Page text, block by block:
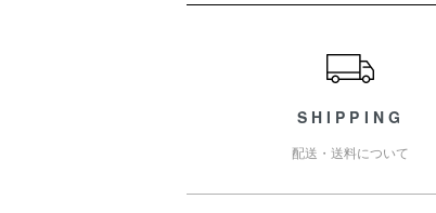
SHIPPING
配送・送料について